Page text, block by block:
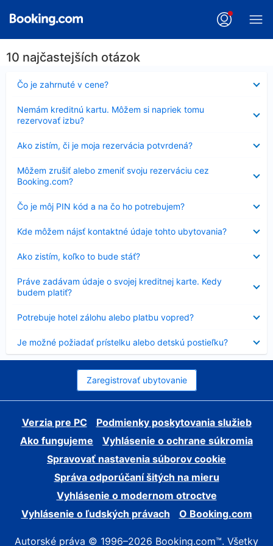
10 najčastejších otázok
Čo je zahrnuté v cene?
Nezobrazuje
sa
Nemám kreditnú kartu. Môžem si napriek tomu
rezervovať izbu?
sa
Ako zistím, či je moja rezervácia potvrdená?
sa
Môžem zrušiť alebo zmeniť svoju rezerváciu cez
Booking.com?
sa
Čo je môj PIN kód a na čo ho potrebujem?
Nezobrazuje
sa
Kde môžem nájsť kontaktné údaje tohto ubytovania?
sa
Ako zistím, koľko to bude stáť?
sa
Práve zadávam údaje o svojej kreditnej karte. Kedy
budem platiť?
sa
Potrebuje hotel zálohu alebo platbu vopred?
sa
Je možné požiadať prístelku alebo detskú postieľku?
sa
Zaregistrovať ubytovanie
Verzia pre PC
Podmienky poskytovania služieb
Ako fungujeme
Vyhlásenie o ochrane súkromia
Spravovať nastavenia súborov cookie
Správa odporúčaní šitých na mieru
Vyhlásenie o modernom otroctve
Vyhlásenie o ľudských právach
O Booking.com
Autorské práva © 1996–2026 Booking.com™. Všetky